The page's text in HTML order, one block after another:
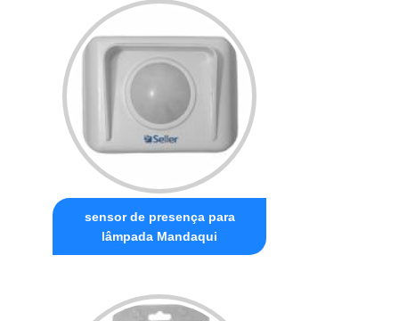
sensor de presença para
lâmpada Mandaqui